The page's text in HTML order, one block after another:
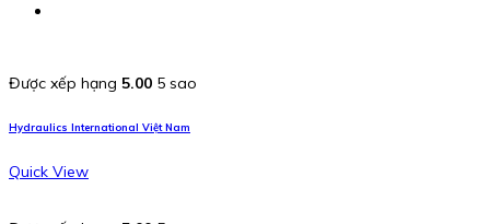
Được xếp hạng 5.00 5 sao
Hydraulics International Việt Nam
Quick View